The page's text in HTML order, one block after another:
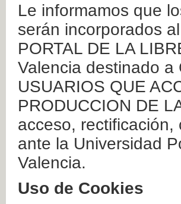
Le informamos que
serán incorporados
PORTAL DE LA
Valencia destinado a
USUARIOS QUE
PRODUCCION DE
acceso,
ante la Universidad
Valencia.
Uso de Cookies